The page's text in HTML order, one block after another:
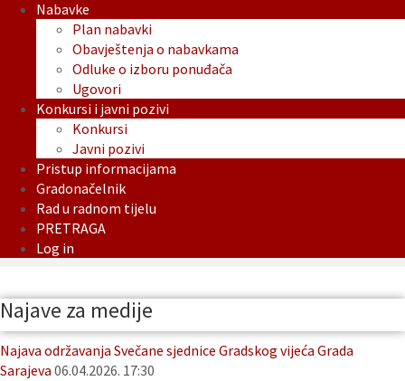
Nabavke
Plan nabavki
Obavještenja o nabavkama
Odluke o izboru ponuđača
Ugovori
Konkursi i javni pozivi
Konkursi
Javni pozivi
Pristup informacijama
Gradonačelnik
Rad u radnom tijelu
PRETRAGA
Log in
Najave za medije
Najava održavanja Svečane sjednice Gradskog vijeća Grada
Sarajeva 06.04.2026. 17:30